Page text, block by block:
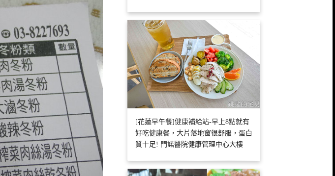
[花蓮早午餐]健康補給站-早上8點就有
好吃健康餐，大片落地窗很舒服，蛋白
質十足! 門諾醫院健康管理中心大樓